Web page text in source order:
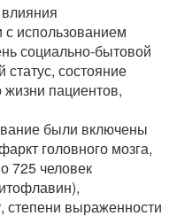
с использованием
социально-бытовой
состояние
жизни пациентов,
были включены
головного мозга,
725 человек
степени выраженности